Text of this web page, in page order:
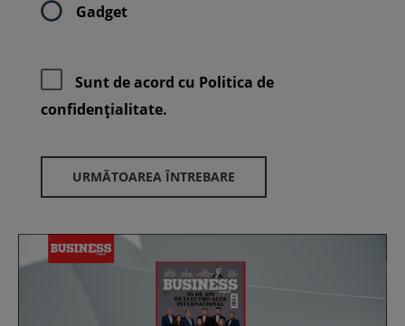
Gadget
Sunt de acord cu Politica de
confidenţialitate.
URMĂTOAREA ÎNTREBARE